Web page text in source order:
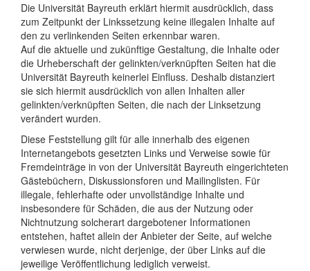
Die Universität Bayreuth erklärt hiermit ausdrücklich, dass
zum Zeitpunkt der Linkssetzung keine illegalen Inhalte auf
den zu verlinkenden Seiten erkennbar waren.
Auf die aktuelle und zukünftige Gestaltung, die Inhalte oder
die Urheberschaft der gelinkten/verknüpften Seiten hat die
Universität Bayreuth keinerlei Einfluss. Deshalb distanziert
sie sich hiermit ausdrücklich von allen Inhalten aller
gelinkten/verknüpften Seiten, die nach der Linksetzung
verändert wurden.
Diese Feststellung gilt für alle innerhalb des eigenen
Internetangebots gesetzten Links und Verweise sowie für
Fremdeinträge in von der Universität Bayreuth eingerichteten
Gästebüchern, Diskussionsforen und Mailinglisten. Für
illegale, fehlerhafte oder unvollständige Inhalte und
insbesondere für Schäden, die aus der Nutzung oder
Nichtnutzung solcherart dargebotener Informationen
entstehen, haftet allein der Anbieter der Seite, auf welche
verwiesen wurde, nicht derjenige, der über Links auf die
jeweilige Veröffentlichung lediglich verweist.